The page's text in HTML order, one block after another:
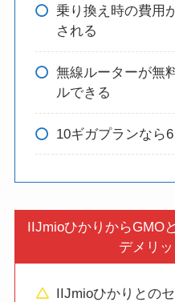
乗り換え時の費用
される
無線ルーターが無
ルできる
10ギガプランなら
IIJmioひかりからGMO
デメリ
IIJmioひかりとの